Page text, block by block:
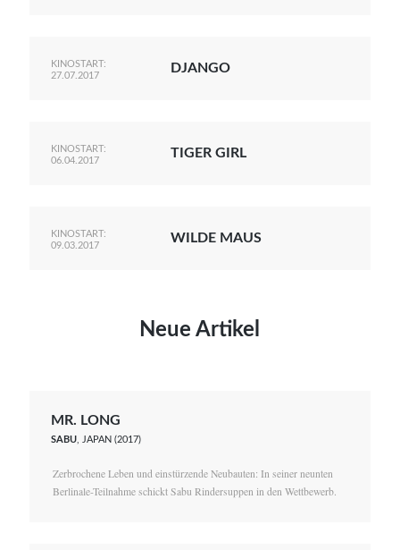
KINOSTART:
27.07.2017
DJANGO
KINOSTART:
06.04.2017
TIGER GIRL
KINOSTART:
09.03.2017
WILDE MAUS
Neue Artikel
MR. LONG
SABU , JAPAN (2017)
Zerbrochene Leben und einstürzende Neubauten: In seiner neunten
Berlinale-Teilnahme schickt Sabu Rindersuppen in den Wettbewerb.